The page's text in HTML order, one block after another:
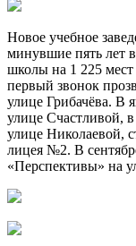
Новое учебное
минувшие пять лет
школы на 1 225
первый звонок
улице Грибачёва. В
улице Счастливой,
улице Николаевой,
лицея №2. В
«Перспективы» на